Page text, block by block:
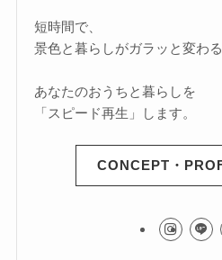
短時間で、
景色と暮らしがガラッと変わる
あなたのおうちと暮らしを
「スピード再生」します。
CONCEPT・